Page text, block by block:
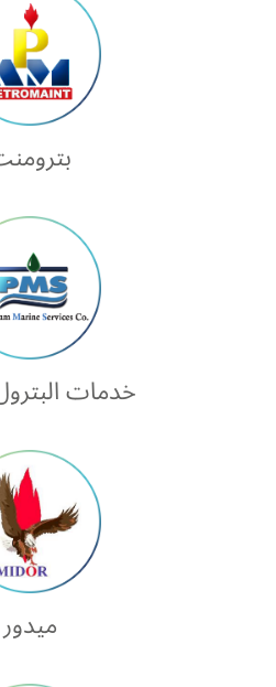
خدمات
ميدور